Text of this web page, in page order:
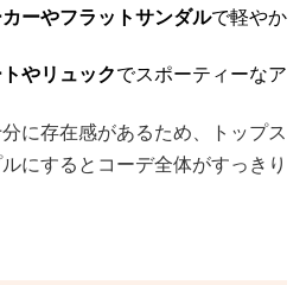
ーやフラットサンダルで軽やか
やリュックでスポーティーなア
に存在感があるため、トップス
にするとコーデ全体がすっきり